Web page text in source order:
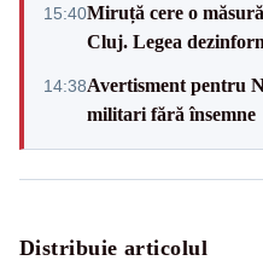
15:40Miruță cere o
Cluj. Legea
14:38Avertisment pentru
militari fără însemne
Distribuie articolul